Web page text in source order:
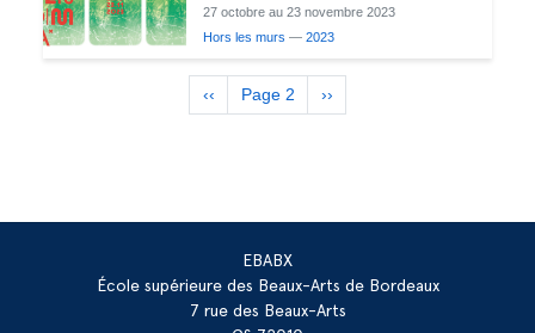
27 octobre au 23 novembre 2023
Hors les murs — 2023
Pagination
Page
précédente
‹‹ Page 2
Page
suivante
››
EBABX
École supérieure des Beaux-Arts de Bordeaux
7 rue des Beaux-Arts